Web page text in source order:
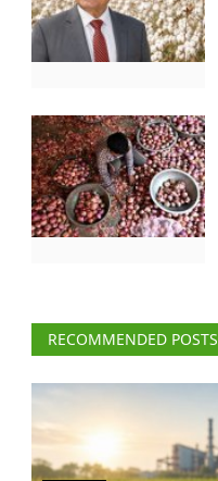
RECOMMENDED POSTS